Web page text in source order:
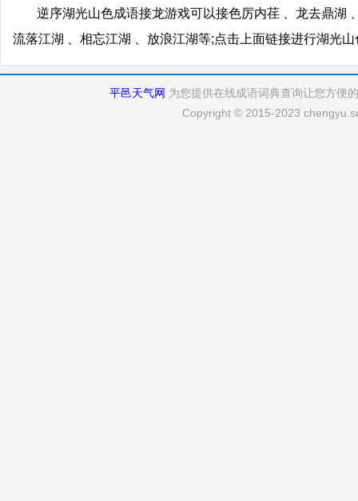
逆序湖光山色成语接龙游戏可以接色厉内荏 、龙去鼎湖
流落江湖 、相忘江湖 、放浪江湖等;点击上面链接进行湖光
平邑天气网 为您提供在线成语词典查询让您方便
Copyright © 2015-2023